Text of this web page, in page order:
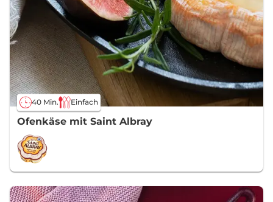
40 Min. Einfach
Ofenkäse mit Saint Albray